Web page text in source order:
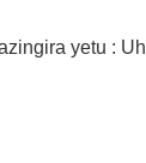
yetu :